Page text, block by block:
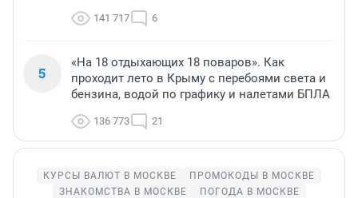
141 717 6
5
«На 18 отдыхающих 18 поваров». Как
проходит лето в Крыму с перебоями света и
бензина, водой по графику и налетами БПЛА
136 773 21
КУРСЫ ВАЛЮТ В МОСКВЕ
ПРОМОКОДЫ В МОСКВЕ
ЗНАКОМСТВА В МОСКВЕ
ПОГОДА В МОСКВЕ